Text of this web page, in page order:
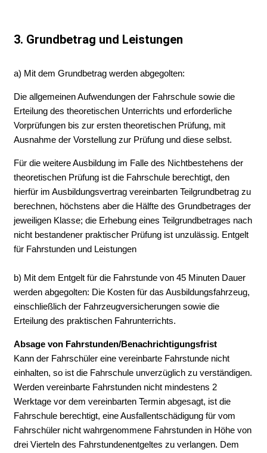
3. Grundbetrag und Leistungen
a) Mit dem Grundbetrag werden abgegolten:
Die allgemeinen Aufwendungen der Fahrschule sowie die
Erteilung des theoretischen Unterrichts und erforderliche
Vorprüfungen bis zur ersten theoretischen Prüfung, mit
Ausnahme der Vorstellung zur Prüfung und diese selbst.
Für die weitere Ausbildung im Falle des Nichtbestehens der
theoretischen Prüfung ist die Fahrschule berechtigt, den
hierfür im Ausbildungsvertrag vereinbarten Teilgrundbetrag zu
berechnen, höchstens aber die Hälfte des Grundbetrages der
jeweiligen Klasse; die Erhebung eines Teilgrundbetrages nach
nicht bestandener praktischer Prüfung ist unzulässig. Entgelt
für Fahrstunden und Leistungen
b) Mit dem Entgelt für die Fahrstunde von 45 Minuten Dauer
werden abgegolten: Die Kosten für das Ausbildungsfahrzeug,
einschließlich der Fahrzeugversicherungen sowie die
Erteilung des praktischen Fahrunterrichts.
Absage von Fahrstunden/Benachrichtigungsfrist
Kann der Fahrschüler eine vereinbarte Fahrstunde nicht
einhalten, so ist die Fahrschule unverzüglich zu verständigen.
Werden vereinbarte Fahrstunden nicht mindestens 2
Werktage vor dem vereinbarten Termin abgesagt, ist die
Fahrschule berechtigt, eine Ausfallentschädigung für vom
Fahrschüler nicht wahrgenommene Fahrstunden in Höhe von
drei Vierteln des Fahrstundenentgeltes zu verlangen. Dem